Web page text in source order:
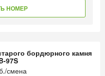
НОМЕР
бордюрного камня
97S
смена